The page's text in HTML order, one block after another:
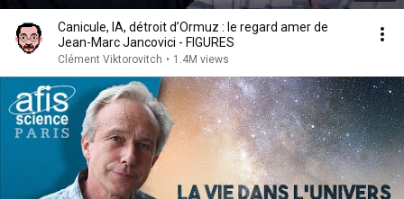
Canicule, IA, détroit d’Ormuz : le regard amer de
Jean-Marc Jancovici - FIGURES
Clément Viktorovitch • 1.4M views